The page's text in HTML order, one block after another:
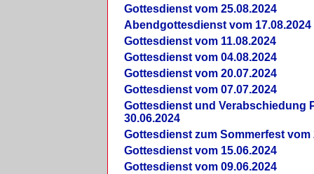
Gottesdienst vom 25.08.2024
Abendgottesdienst vom 17.08.2024
Gottesdienst vom 11.08.2024
Gottesdienst vom 04.08.2024
Gottesdienst vom 20.07.2024
Gottesdienst vom 07.07.2024
Gottesdienst und Verabschiedung
30.06.2024
Gottesdienst zum Sommerfest vom
Gottesdienst vom 15.06.2024
Gottesdienst vom 09.06.2024